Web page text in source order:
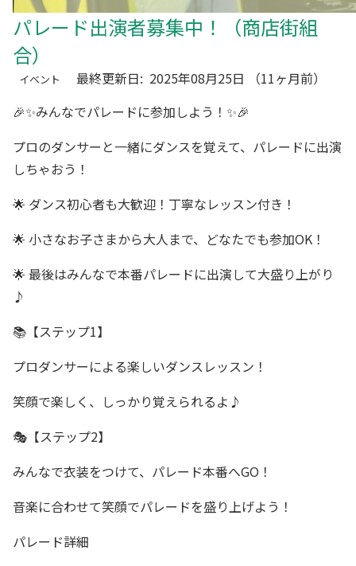
パレード出演者募集中！（商店街組
合）
イベント 最終更新日: 2025年08月25日
（11ヶ月前）
🎉✨みんなでパレードに参加しよう！✨🎉
プロのダンサーと一緒にダンスを覚えて、パレードに出演
しちゃおう！
🌟 ダンス初心者も大歓迎！丁寧なレッスン付き！
🌟 小さなお子さまから大人まで、どなたでも参加OK！
🌟 最後はみんなで本番パレードに出演して大盛り上がり
♪
📚【ステップ1】
プロダンサーによる楽しいダンスレッスン！
笑顔で楽しく、しっかり覚えられるよ♪
🎭【ステップ2】
みんなで衣装をつけて、パレード本番へGO！
音楽に合わせて笑顔でパレードを盛り上げよう！
パレード詳細